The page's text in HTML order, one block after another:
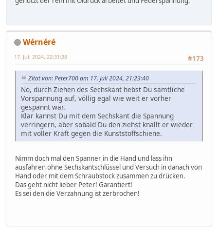
Wérnéré
#173
17. Juli 2024, 22:31:28
Zitat von: Peter700 am 17. Juli 2024, 21:23:40
Nö, durch Ziehen des Sechskant hebst Du sämtliche
Vorspannung auf, völlig egal wie weit er vorher
gespannt war.
Klar kannst Du mit dem Sechskant die Spannung
verringern, aber sobald Du den ziehst knallt er wieder
mit voller Kraft gegen die Kunststoffschiene.
Nimm doch mal den Spanner in die Hand und lass ihn
ausfahren ohne Sechskantschlüssel und Versuch in danach von
Hand oder mit dem Schraubstock zusammen zu drücken.
Das geht nicht lieber Peter! Garantiert!
Es sei den die Verzahnung ist zerbrochen!